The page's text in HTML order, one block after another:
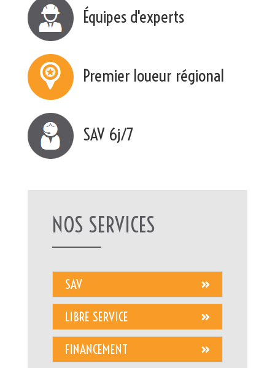
Équipes d'experts
Premier loueur régional
SAV 6j/7
NOS SERVICES
SAV
LIBRE SERVICE
FINANCEMENT